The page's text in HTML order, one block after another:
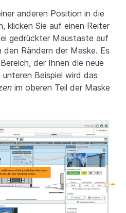
anderen Position in die
klicken Sie auf einen Reiter
gedrückter Maustaste auf
den Rändern der Maske. Es
der Ihnen die neue
Beispiel wird das
im oberen Teil der Maske